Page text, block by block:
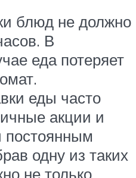
блюд не должно
В
еда потеряет
еды часто
акции и
постоянным
одну из таких
не только